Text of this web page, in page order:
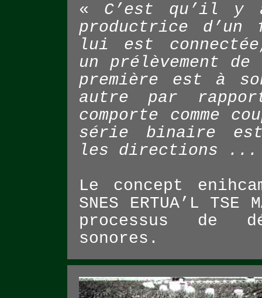
« C’est qu’il y
productrice
lui est
un prélèvement
première est à
autre par
comporte comme
série binaire
les directions ...
Le concept
SNES ERTUA’L
processus de
sonores.